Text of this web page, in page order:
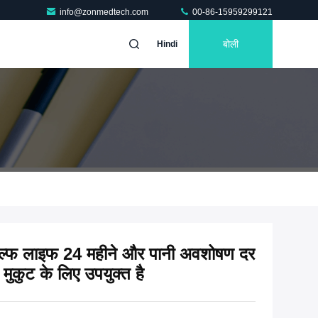
info@zonmedtech.com 00-86-15959299121
Hindi बोली
लाइफ 24 महीने और पानी अवशोषण दर
मुकुट के लिए उपयुक्त है